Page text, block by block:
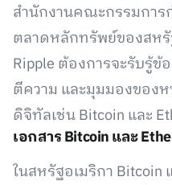
สำนักงานคณะกรรมกา
ตลาดหลักทรัพย์ของสหรั
Ripple ต้องการจะรับรู้ข้
ตีความ และมุมมองของ
ดิจิทัลเช่น Bitcoin และ
เอกสาร Bitcoin และ
ในสหรัฐอเมริกา Bitcoin